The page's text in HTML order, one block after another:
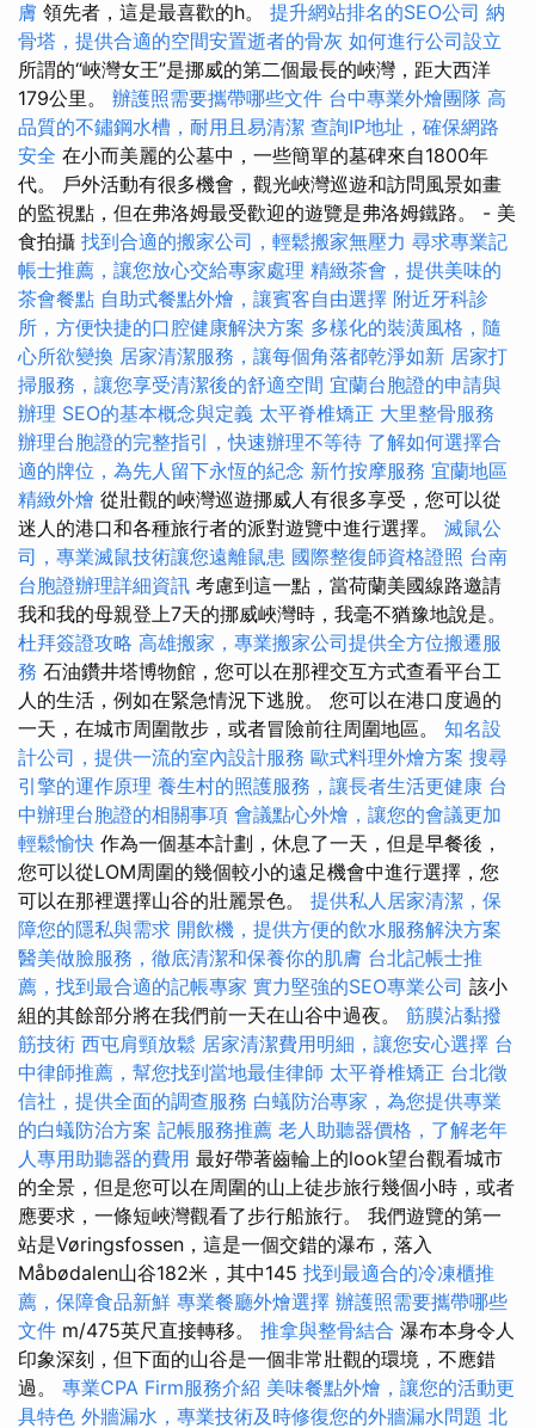
膚 領先者，這是最喜歡的h。 提升網站排名的SEO公司 納
骨塔，提供合適的空間安置逝者的骨灰 如何進行公司設立
所謂的“峽灣女王”是挪威的第二個最長的峽灣，距大西洋
179公里。 辦護照需要攜帶哪些文件 台中專業外燴團隊 高
品質的不鏽鋼水槽，耐用且易清潔 查詢IP地址，確保網路
安全 在小而美麗的公墓中，一些簡單的墓碑來自1800年
代。 戶外活動有很多機會，觀光峽灣巡遊和訪問風景如畫
的監視點，但在弗洛姆最受歡迎的遊覽是弗洛姆鐵路。 - 美
食拍攝 找到合適的搬家公司，輕鬆搬家無壓力 尋求專業記
帳士推薦，讓您放心交給專家處理 精緻茶會，提供美味的
茶會餐點 自助式餐點外燴，讓賓客自由選擇 附近牙科診
所，方便快捷的口腔健康解決方案 多樣化的裝潢風格，隨
心所欲變換 居家清潔服務，讓每個角落都乾淨如新 居家打
掃服務，讓您享受清潔後的舒適空間 宜蘭台胞證的申請與
辦理 SEO的基本概念與定義 太平脊椎矯正 大里整骨服務
辦理台胞證的完整指引，快速辦理不等待 了解如何選擇合
適的牌位，為先人留下永恆的紀念 新竹按摩服務 宜蘭地區
精緻外燴 從壯觀的峽灣巡遊挪威人有很多享受，您可以從
迷人的港口和各種旅行者的派對遊覽中進行選擇。 滅鼠公
司，專業滅鼠技術讓您遠離鼠患 國際整復師資格證照 台南
台胞證辦理詳細資訊 考慮到這一點，當荷蘭美國線路邀請
我和我的母親登上7天的挪威峽灣時，我毫不猶豫地說是。
杜拜簽證攻略 高雄搬家，專業搬家公司提供全方位搬遷服
務 石油鑽井塔博物館，您可以在那裡交互方式查看平台工
人的生活，例如在緊急情況下逃脫。 您可以在港口度過的
一天，在城市周圍散步，或者冒險前往周圍地區。 知名設
計公司，提供一流的室內設計服務 歐式料理外燴方案 搜尋
引擎的運作原理 養生村的照護服務，讓長者生活更健康 台
中辦理台胞證的相關事項 會議點心外燴，讓您的會議更加
輕鬆愉快 作為一個基本計劃，休息了一天，但是早餐後，
您可以從LOM周圍的幾個較小的遠足機會中進行選擇，您
可以在那裡選擇山谷的壯麗景色。 提供私人居家清潔，保
障您的隱私與需求 開飲機，提供方便的飲水服務解決方案
醫美做臉服務，徹底清潔和保養你的肌膚 台北記帳士推
薦，找到最合適的記帳專家 實力堅強的SEO專業公司 該小
組的其餘部分將在我們前一天在山谷中過夜。 筋膜沾黏撥
筋技術 西屯肩頸放鬆 居家清潔費用明細，讓您安心選擇 台
中律師推薦，幫您找到當地最佳律師 太平脊椎矯正 台北徵
信社，提供全面的調查服務 白蟻防治專家，為您提供專業
的白蟻防治方案 記帳服務推薦 老人助聽器價格，了解老年
人專用助聽器的費用 最好帶著齒輪上的look望台觀看城市
的全景，但是您可以在周圍的山上徒步旅行幾個小時，或者
應要求，一條短峽灣觀看了步行船旅行。 我們遊覽的第一
站是Vøringsfossen，這是一個交錯的瀑布，落入
Måbødalen山谷182米，其中145 找到最適合的冷凍櫃推
薦，保障食品新鮮 專業餐廳外燴選擇 辦護照需要攜帶哪些
文件 m/475英尺直接轉移。 推拿與整骨結合 瀑布本身令人
印象深刻，但下面的山谷是一個非常壯觀的環境，不應錯
過。 專業CPA Firm服務介紹 美味餐點外燴，讓您的活動更
具特色 外牆漏水，專業技術及時修復您的外牆漏水問題 北